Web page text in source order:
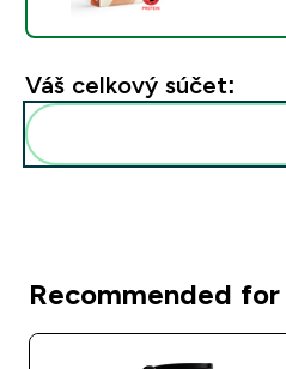
Váš celkový súčet:
Recommended